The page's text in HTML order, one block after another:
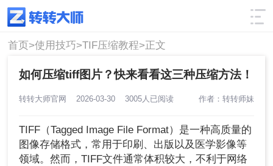
使用技巧 筛选
首页>使用技巧>TIF压缩教程>正文
如何压缩tiff图片？快来看看这三种压缩方法！
转转大师官网 2026-03-30 3005人已阅读 作者：转转师妹
TIFF（Tagged Image File Format）是一种高质量的
图像存储格式，常用于印刷、出版以及医学影像等
领域。然而，TIFF文件通常体积较大，不利于网络